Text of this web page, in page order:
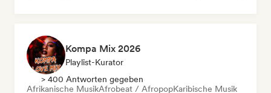
Kompa Mix 2026
Playlist-Kurator
> 400 Antworten gegeben
Afrikanische MusikAfrobeat / AfropopKaribische Musik